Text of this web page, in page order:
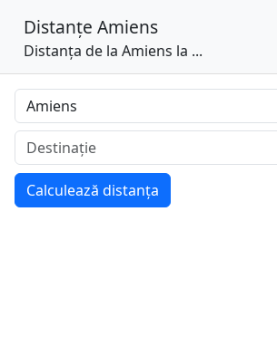
Distanțe Amiens
Distanța de la Amiens la ...
Calculează distanța